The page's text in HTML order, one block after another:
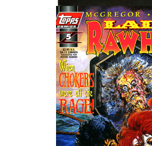
REBalance
Работы Kuroneko
Doom 3 Remaster Fan Edition
X2 - The Threat Remaster Fan
Quake III Arena Remaster Fan
Star Trek Voyager Elite Force